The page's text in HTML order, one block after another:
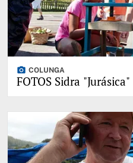
photo_camera COLUNGA
FOTOS Sidra "Jurásica"